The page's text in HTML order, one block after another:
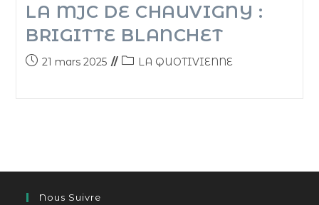
LA MJC DE CHAUVIGNY :
BRIGITTE BLANCHET
21 mars 2025 LA QUOTIVIENNE
Nous Suivre